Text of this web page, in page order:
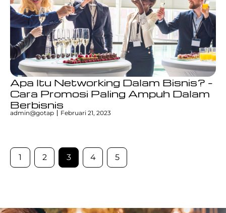
Apa Itu Networking Dalam Bisnis? –
Cara Promosi Paling Ampuh Dalam
Berbisnis
admin@gotap Februari 21, 2023
1 2 3 4 5